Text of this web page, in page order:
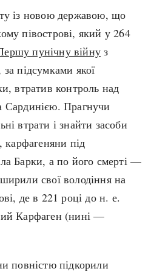
#Хештеги
Автори
done
із новою державою, що
півострові, який у 264
пунічну війну з
за підсумками якої
втратив контроль над
Прагнучи
втрати і знайти засоби
карфагеняни під
Барки, а по його смерті —
свої володіння на
де в 221 році до н. е.
Карфаген (нині —
повністю підкорили